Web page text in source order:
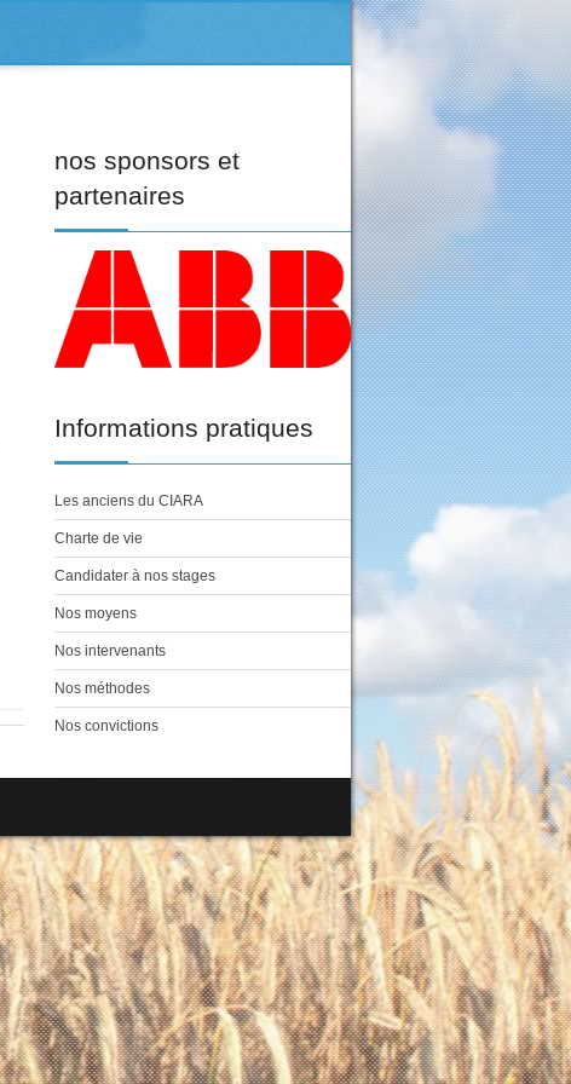
nos sponsors et
partenaires
Informations pratiques
Les anciens du CIARA
Charte de vie
Candidater à nos stages
Nos moyens
Nos intervenants
Nos méthodes
Nos convictions